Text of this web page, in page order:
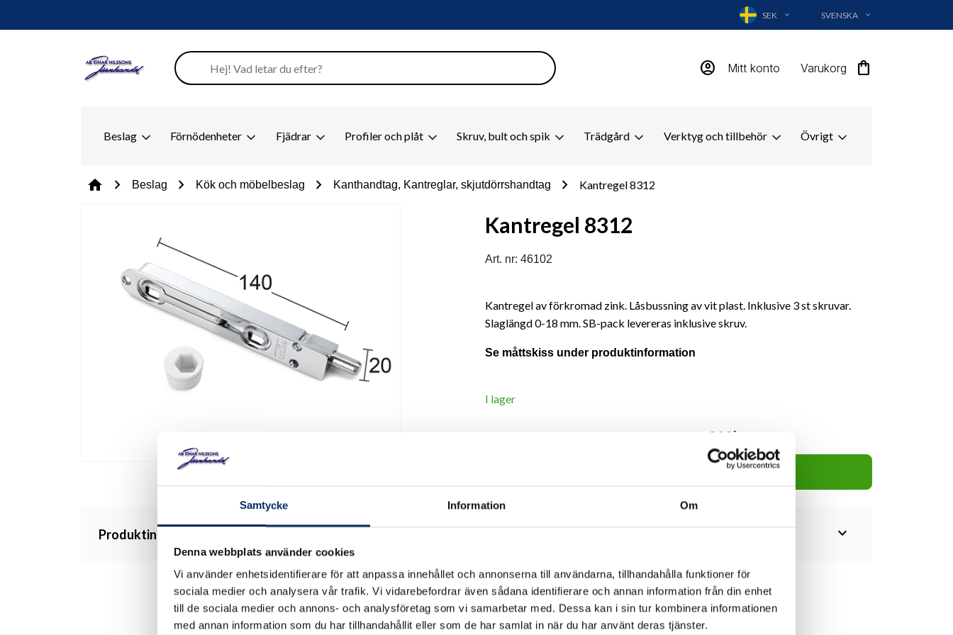
Samtycke Information Om
Denna webbplats använder cookies
Vi använder enhetsidentifierare för att anpassa innehållet och annonserna till användarna, tillhandahålla funktioner för
sociala medier och analysera vår trafik. Vi vidarebefordrar även sådana identifierare och annan information från din enhet
till de sociala medier och annons- och analysföretag som vi samarbetar med. Dessa kan i sin tur kombinera informationen
med annan information som du har tillhandahållit eller som de har samlat in när du har använt deras tjänster.
SEK EXPAND_MORE SVENSKA EXPAND_MORE
account_circle Mitt konto Varukorg shopping_bag
Beslag Förnödenheter Fjädrar Profiler och plåt Skruv, bult och spik Trädgård Verktyg och tillbehör Övrigt
home chevron_right Beslag chevron_right Kök och möbelbeslag chevron_right Kanthandtag, Kantreglar, skjutdörrshandtag chevron_right Kantregel 8312
Kantregel 8312
Art. nr: 46102
Kantregel av förkromad zink. Låsbussning av vit plast. Inklusive 3 st skruvar.
Slaglängd 0-18 mm. SB-pack levereras inklusive skruv.
Se måttskiss under produktinformation
I lager
310kr
Lägg i varukorg
Produktinformation expand_more